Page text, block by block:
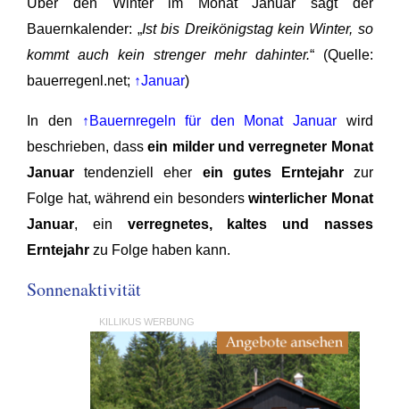
Über den Winter im Monat Januar sagt der
Bauernkalender: „Ist bis Dreikönigstag kein Winter, so
kommt auch kein strenger mehr dahinter.“ (Quelle:
bauerregenl.net; ↑Januar)
In den ↑Bauernregeln für den Monat Januarwird
beschrieben, dassein milder und verregneter Monat
Januar tendenziell eher ein gutes Erntejahrzur
Folge hat, während ein besonderswinterlicher Monat
Januar, ein verregnetes, kaltes und nasses
Erntejahr zu Folge haben kann.
Sonnenaktivität
KILLIKUS WERBUNG